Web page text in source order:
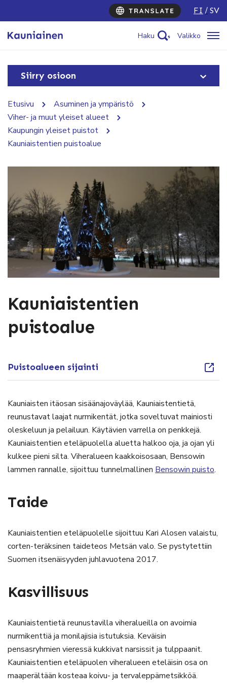
FI SV
Haku Valikko
Siirry osioon
Etusivu
Asuminen ja ympäristö
Viher- ja muut yleiset alueet
Kaupungin yleiset puistot
Kauniaistentien puistoalue
Kauniaistentien
puistoalue
Puistoalueen sijainti
Kauniaisten itäosan sisäänajoväylää, Kauniaistentietä,
reunustavat laajat nurmikentät, jotka soveltuvat mainiosti
oleskeluun ja pelailuun. Käytävien varrella on penkkejä.
Kauniaistentien eteläpuolella aluetta halkoo oja, ja ojan yli
kulkee pieni silta. Viheralueen kaakkoisosaan, Bensowin
lammen rannalle, sijoittuu tunnelmallinen Bensowin puisto.
Taide
Kauniaistentien eteläpuolelle sijoittuu Kari Alosen valaistu,
corten-teräksinen taideteos Metsän valo. Se pystytettiin
Suomen itsenäisyyden juhlavuotena 2017.
Kasvillisuus
Kauniaistentietä reunustavilla viheralueilla on avoimia
nurmikenttiä ja monilajisia istutuksia. Keväisin
pensasryhmien vieressä kukkivat narsissit ja tulppaanit.
Kauniaistentien eteläpuolen viheralueen eteläisin osa on
maaperältään kosteaa koivu- ja tervaleppämetsikköä.